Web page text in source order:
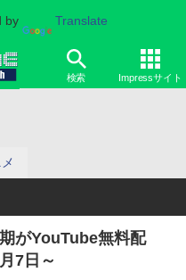
by Translate
検索 Impressサイト
がYouTube無料配
7日～